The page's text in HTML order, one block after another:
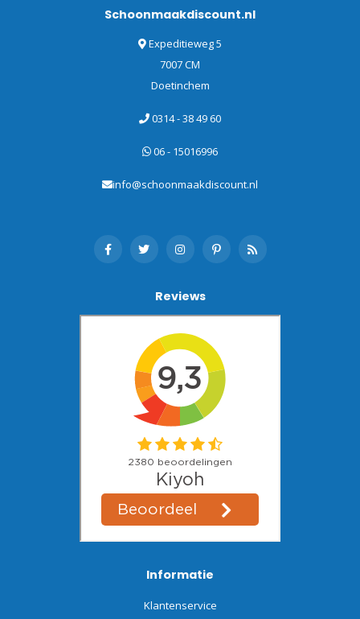
Schoonmaakdiscount.nl
Expeditieweg 5
7007 CM
Doetinchem
0314 - 38 49 60
06 - 15016996
info@schoonmaakdiscount.nl
Reviews
Informatie
Klantenservice